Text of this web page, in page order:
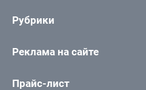
Рубрики
Реклама на сайте
Прайс-лист